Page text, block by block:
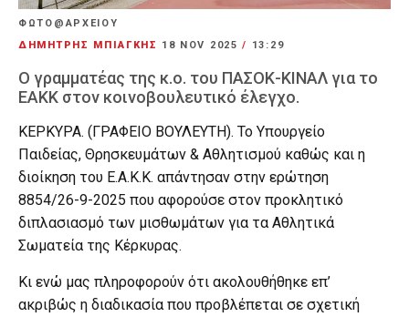
ΦΩΤΟ@ΑΡΧΕΙΟΥ
ΔΗΜΗΤΡΗΣ ΜΠΙΑΓΚΗΣ
18 NOV 2025/ 13:29
Ο γραμματέας της κ.ο. του ΠΑΣΟΚ-ΚΙΝΑΛ για το
ΕΑΚΚ στον κοινοβουλευτικό έλεγχο.
ΚΕΡΚΥΡΑ. (ΓΡΑΦΕΙΟ ΒΟΥΛΕΥΤΗ). Το Υπουργείο
Παιδείας, Θρησκευμάτων & Αθλητισμού καθώς και η
διοίκηση του Ε.Α.Κ.Κ. απάντησαν στην ερώτηση
8854/26-9-2025 που αφορούσε στον προκλητικό
διπλασιασμό των μισθωμάτων για τα Αθλητικά
Σωματεία της Κέρκυρας.
Κι ενώ μας πληροφορούν ότι ακολουθήθηκε επ’
ακριβώς η διαδικασία που προβλέπεται σε σχετική